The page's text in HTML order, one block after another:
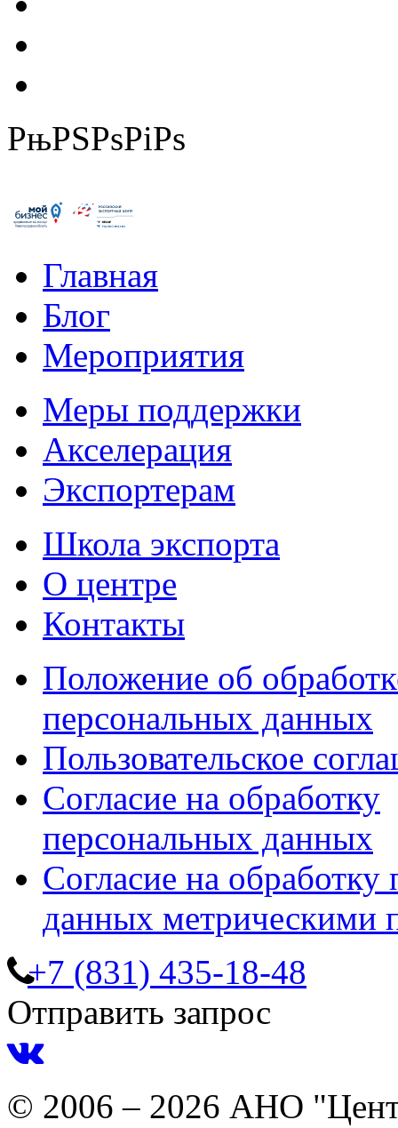
РњРЅРѕРіРѕ
Главная
Блог
Мероприятия
Меры поддержки
Акселерация
Экспортерам
Школа экспорта
О центре
Контакты
Положение об
персональных данных
Пользовательское
Согласие на обработку
персональных данных
Согласие на обработку
данных метрическими
+7 (831) 435-18-48
Отправить запрос
© 2006 – 2026 АНО